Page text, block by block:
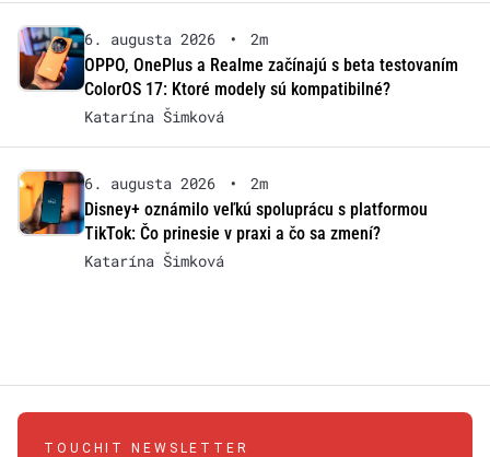
6. augusta 2026 •
2m
OPPO, OnePlus a Realme začínajú s beta testovaním
ColorOS 17: Ktoré modely sú kompatibilné?
Katarína Šimková
6. augusta 2026 •
2m
Disney+ oznámilo veľkú spoluprácu s platformou
TikTok: Čo prinesie v praxi a čo sa zmení?
Katarína Šimková
TOUCHIT NEWSLETTER